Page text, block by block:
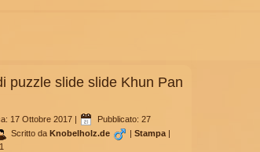
puzzle slide slide Khun Pan
17 Ottobre 2017|
Pubblicato: 27
Scritto da Knobelholz.de Stampa